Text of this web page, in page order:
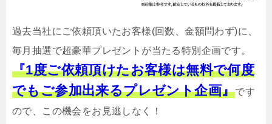
過去当社にご依頼頂いたお客様(回数、金額問わず)に、
毎月抽選で超豪華プレゼントが当たる特別企画です。
『1度ご依頼頂けたお客様は無料で何度
でもご参加出来るプレゼント企画』です
ので、この機会をお見逃しなく！